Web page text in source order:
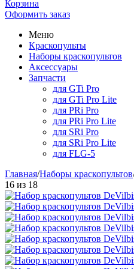
Корзина
Оформить заказ
Меню
Краскопульты
Наборы краскопультов
Аксессуары
Запчасти
для GTi Pro
для GTi Pro Lite
для PRi Pro
для PRi Pro Lite
для SRi Pro
для SRi Pro Lite
для FLG-5
Главная/Наборы краскопультов
16 из 18